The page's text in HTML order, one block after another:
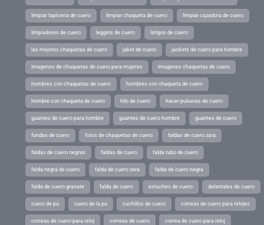
limpiar tapiceria de cuero limpiar chaqueta de cuero limpiar cazadora de cuero
limpiadores de cuero leggins de cuero latigos de cuero
las mejores chaquetas de cuero jaket de cuero jackets de cuero para hombre
imagenes de chaquetas de cuero para mujeres imagenes chaquetas de cuero
hombres con chaquetas de cuero hombres con chaqueta de cuero
hombre con chaqueta de cuero hilo de cuero hacer pulseras de cuero
guantes de cuero para hombre guantes de cuero hombre guantes de cuero
fundas de cuero fotos de chaquetas de cuero faldas de cuero zara
faldas de cuero negras faldas de cuero falda tubo de cuero
falda negra de cuero falda de cuero zara falda de cuero negra
falda de cuero granate falda de cuero estuches de cuero delantales de cuero
cuero de pu cuero de la pu cuchillos de cuero correas de cuero para relojes
correas de cuero para reloj correas de cuero correa de cuero para reloj